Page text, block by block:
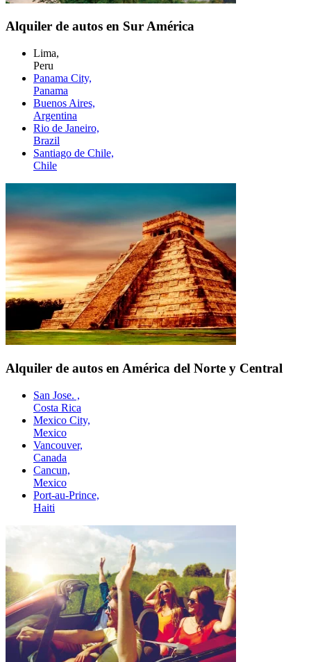
Alquiler de autos en Sur América
Lima,
Peru
Panama City,
Panama
Buenos Aires,
Argentina
Rio de Janeiro,
Brazil
Santiago de Chile,
Chile
Alquiler de autos en América del Norte y Central
San Jose. ,
Costa Rica
Mexico City,
Mexico
Vancouver,
Canada
Cancun,
Mexico
Port-au-Prince,
Haiti